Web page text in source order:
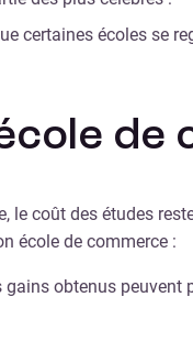
certaines écoles se
de
coût des études
école de commerce :
obtenus peuvent